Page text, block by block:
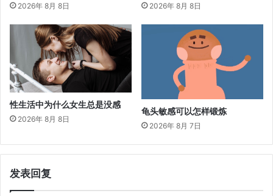
2026年 8月 8日 2026年 8月 8日
性生活中为什么女生总是没感
2026年 8月 8日
龟头敏感可以怎样锻炼
2026年 8月 7日
发表回复